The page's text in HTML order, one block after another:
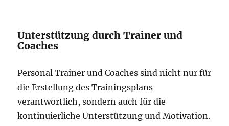
Unterstützung durch Trainer und
Coaches
Personal Trainer und Coaches sind nicht nur für
die Erstellung des Trainingsplans
verantwortlich, sondern auch für die
kontinuierliche Unterstützung und Motivation.